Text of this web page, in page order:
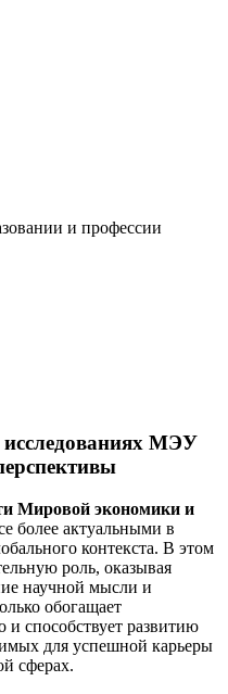
и профессии
исследованиях МЭУ
Мировой экономики и
более актуальными в
контекста. В этом
роль, оказывая
научной мысли и
обогащает
и способствует развитию
для успешной карьеры
сферах.